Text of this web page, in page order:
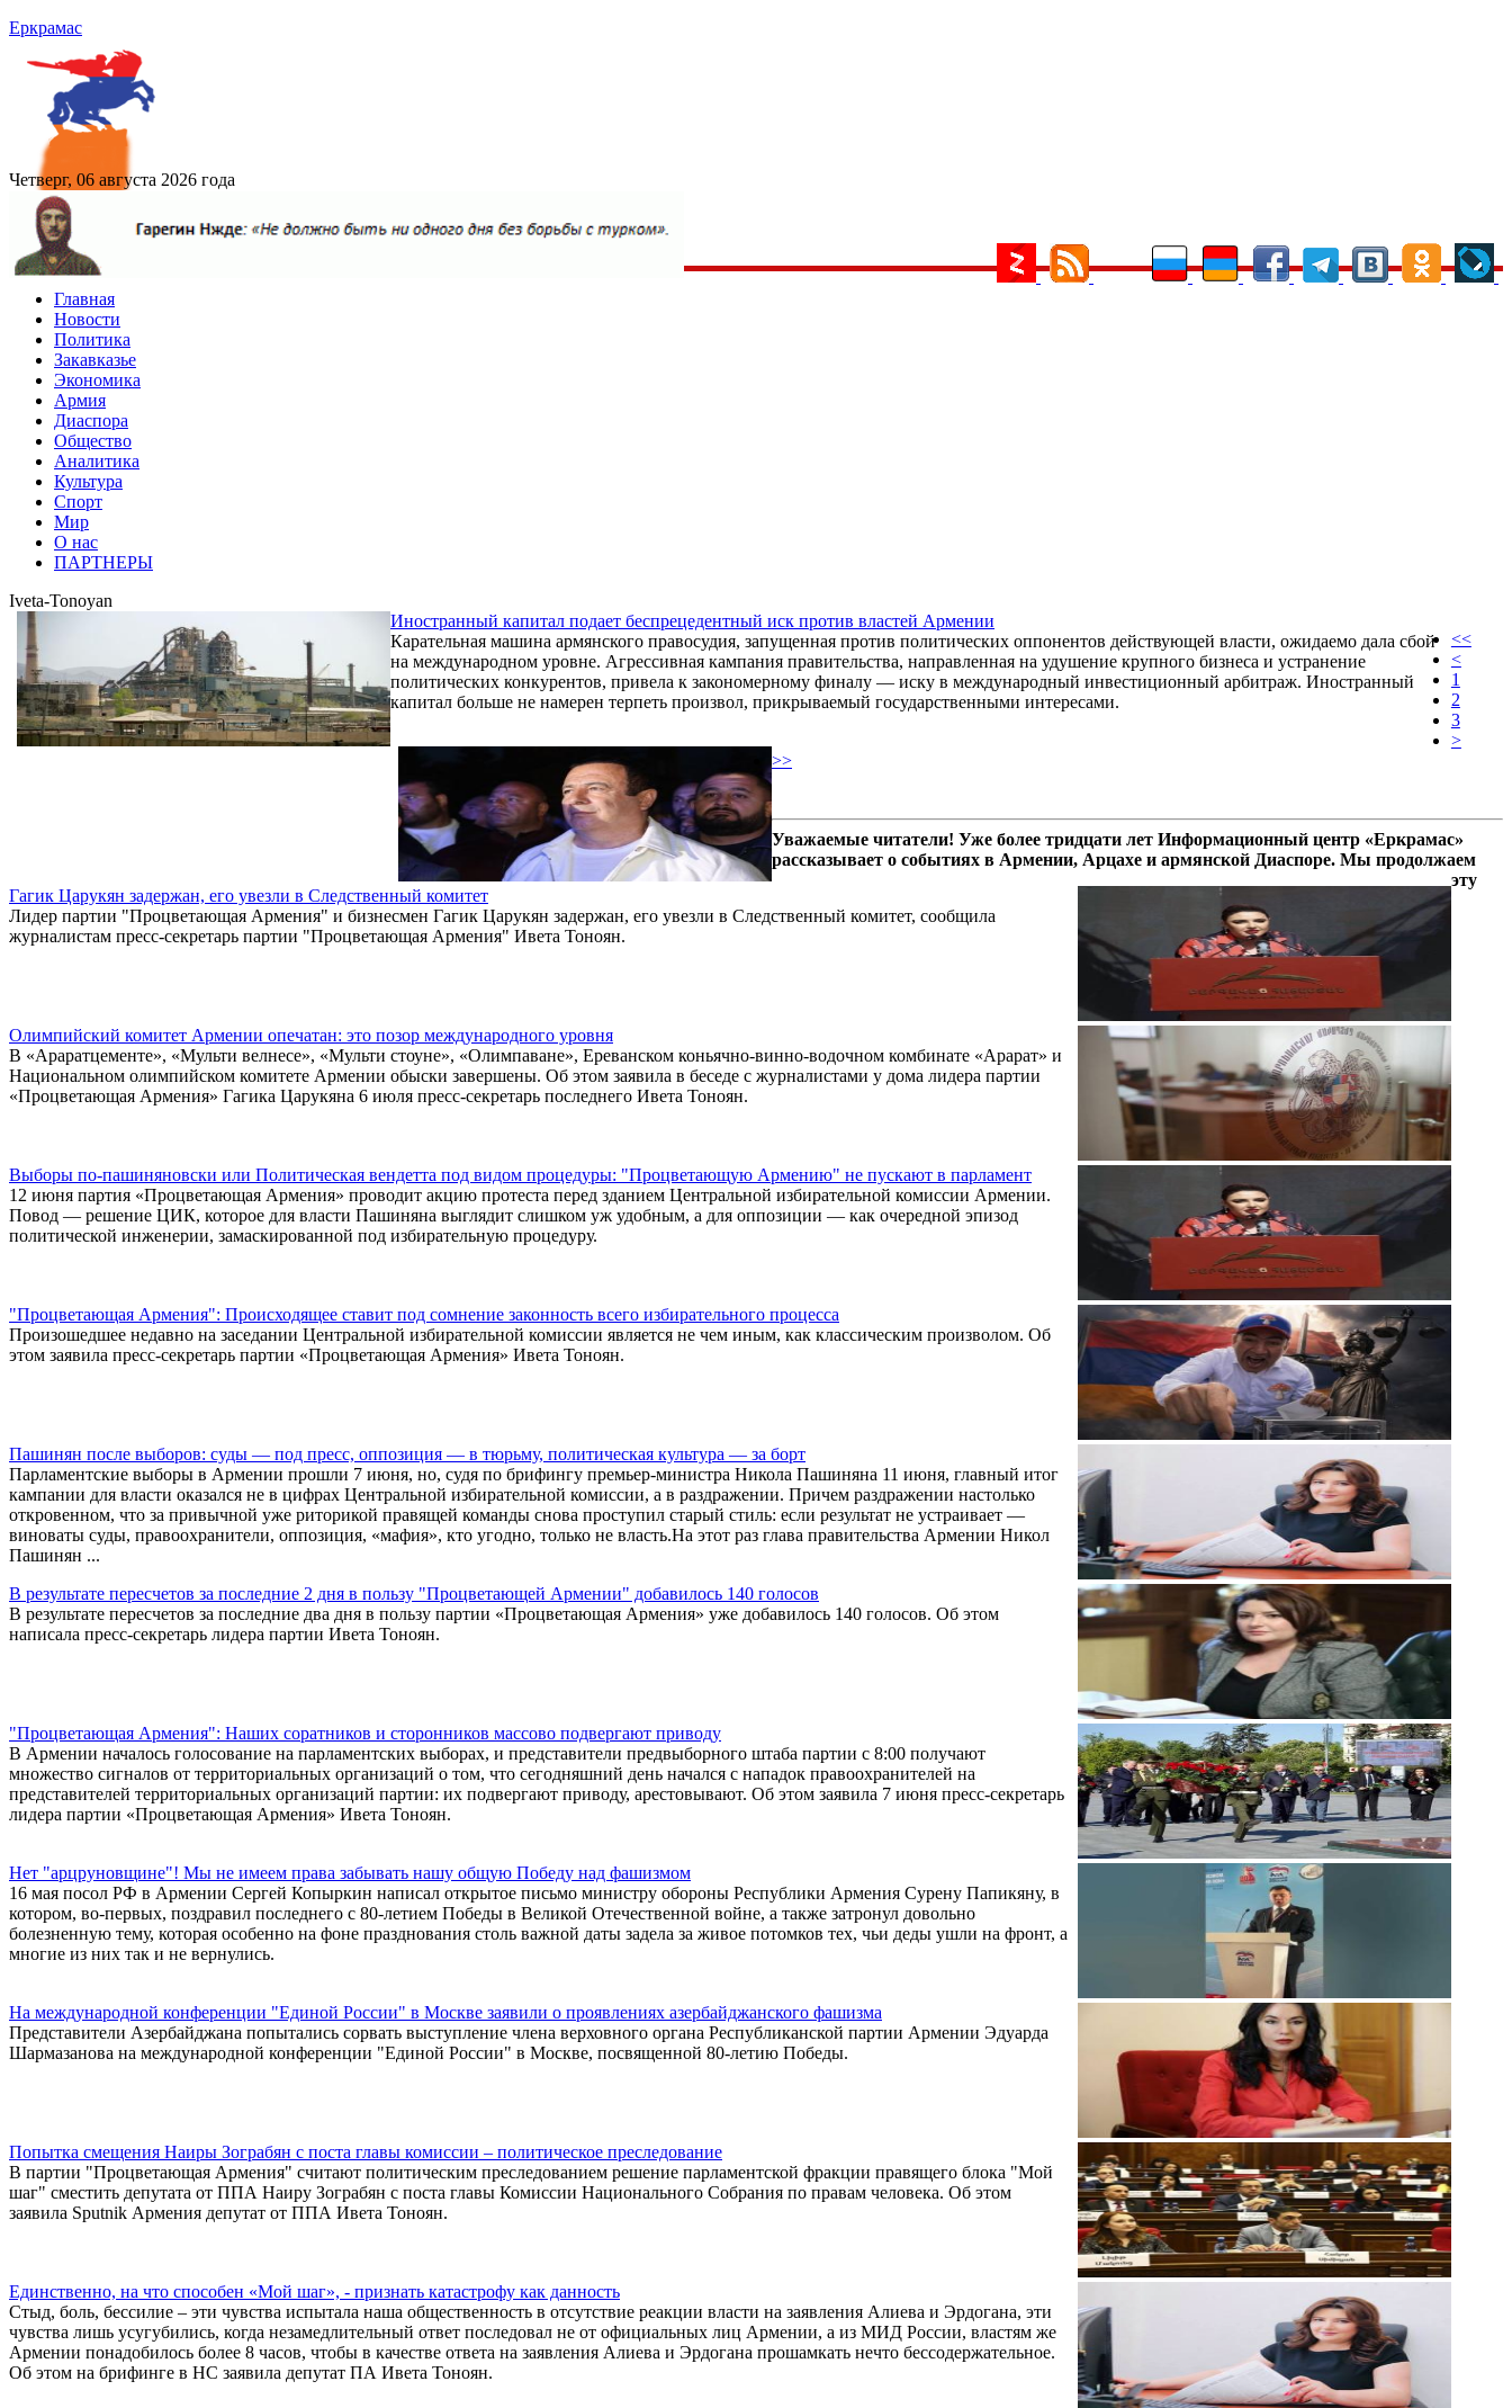
Еркрамас
Четверг, 06 августа 2026 года
Главная
Новости
Политика
Закавказье
Экономика
Армия
Диаспора
Общество
Аналитика
Культура
Спорт
Мир
О нас
ПАРТНЕРЫ
Iveta-Tonoyan
Иностранный капитал подает беспрецедентный иск против властей Армении
Карательная машина армянского правосудия, запущенная против политических оппонентов действующей власти, ожидаемо дала сбой
на международном уровне. Агрессивная кампания правительства, направленная на удушение крупного бизнеса и устранение
политических конкурентов, привела к закономерному финалу — иску в международный инвестиционный арбитраж. Иностранный
капитал больше не намерен терпеть произвол, прикрываемый государственными интересами.
Гагик Царукян задержан, его увезли в Следственный комитет
Лидер партии "Процветающая Армения" и бизнесмен Гагик Царукян задержан, его увезли в Следственный комитет, сообщила
журналистам пресс-секретарь партии "Процветающая Армения" Ивета Тоноян.
Олимпийский комитет Армении опечатан: это позор международного уровня
В «Араратцементе», «Мульти велнесе», «Мульти стоуне», «Олимпаване», Ереванском коньячно-винно-водочном комбинате «Арарат» и
Национальном олимпийском комитете Армении обыски завершены. Об этом заявила в беседе с журналистами у дома лидера партии
«Процветающая Армения» Гагика Царукяна 6 июля пресс-секретарь последнего Ивета Тоноян.
Выборы по-пашиняновски или Политическая вендетта под видом процедуры: "Процветающую Армению" не пускают в парламент
12 июня партия «Процветающая Армения» проводит акцию протеста перед зданием Центральной избирательной комиссии Армении.
Повод — решение ЦИК, которое для власти Пашиняна выглядит слишком уж удобным, а для оппозиции — как очередной эпизод
политической инженерии, замаскированной под избирательную процедуру.
"Процветающая Армения": Происходящее ставит под сомнение законность всего избирательного процесса
Произошедшее недавно на заседании Центральной избирательной комиссии является не чем иным, как классическим произволом. Об
этом заявила пресс-секретарь партии «Процветающая Армения» Ивета Тоноян.
Пашинян после выборов: суды — под пресс, оппозиция — в тюрьму, политическая культура — за борт
Парламентские выборы в Армении прошли 7 июня, но, судя по брифингу премьер-министра Никола Пашиняна 11 июня, главный итог
кампании для власти оказался не в цифрах Центральной избирательной комиссии, а в раздражении. Причем раздражении настолько
откровенном, что за привычной уже риторикой правящей команды снова проступил старый стиль: если результат не устраивает —
виноваты суды, правоохранители, оппозиция, «мафия», кто угодно, только не власть.На этот раз глава правительства Армении Никол
Пашинян ...
В результате пересчетов за последние 2 дня в пользу "Процветающей Армении" добавилось 140 голосов
В результате пересчетов за последние два дня в пользу партии «Процветающая Армения» уже добавилось 140 голосов. Об этом
написала пресс-секретарь лидера партии Ивета Тоноян.
"Процветающая Армения": Наших соратников и сторонников массово подвергают приводу
В Армении началось голосование на парламентских выборах, и представители предвыборного штаба партии с 8:00 получают
множество сигналов от территориальных организаций о том, что сегодняшний день начался с нападок правоохранителей на
представителей территориальных организаций партии: их подвергают приводу, арестовывают. Об этом заявила 7 июня пресс-секретарь
лидера партии «Процветающая Армения» Ивета Тоноян.
Нет "арцруновщине"! Мы не имеем права забывать нашу общую Победу над фашизмом
16 мая посол РФ в Армении Сергей Копыркин написал открытое письмо министру обороны Республики Армения Сурену Папикяну, в
котором, во-первых, поздравил последнего с 80-летием Победы в Великой Отечественной войне, а также затронул довольно
болезненную тему, которая особенно на фоне празднования столь важной даты задела за живое потомков тех, чьи деды ушли на фронт, а
многие из них так и не вернулись.
На международной конференции "Единой России" в Москве заявили о проявлениях азербайджанского фашизма
Представители Азербайджана попытались сорвать выступление члена верховного органа Республиканской партии Армении Эдуарда
Шармазанова на международной конференции "Единой России" в Москве, посвященной 80-летию Победы.
Попытка смещения Наиры Зограбян с поста главы комиссии – политическое преследование
В партии "Процветающая Армения" считают политическим преследованием решение парламентской фракции правящего блока "Мой
шаг" сместить депутата от ППА Наиру Зограбян с поста главы Комиссии Национального Собрания по правам человека. Об этом
заявила Sputnik Армения депутат от ППА Ивета Тоноян.
Единственно, на что способен «Мой шаг», - признать катастрофу как данность
Стыд, боль, бессилие – эти чувства испытала наша общественность в отсутствие реакции власти на заявления Алиева и Эрдогана, эти
чувства лишь усугубились, когда незамедлительный ответ последовал не от официальных лиц Армении, а из МИД России, властям же
Армении понадобилось более 8 часов, чтобы в качестве ответа на заявления Алиева и Эрдогана прошамкать нечто бессодержательное.
Об этом на брифинге в НС заявила депутат ПА Ивета Тоноян.
<<
<
1
2
3
>
>>
Уважаемые читатели! Уже более тридцати лет Информационный центр «Еркрамас»
рассказывает о событиях в Армении, Арцахе и армянской Диаспоре. Мы продолжаем
эту